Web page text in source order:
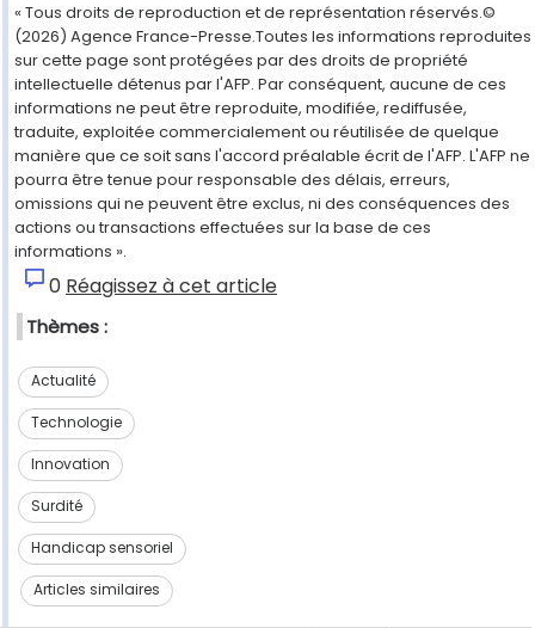
« Tous droits de reproduction et de représentation réservés.©
(2026) Agence France-Presse.Toutes les informations reproduites
sur cette page sont protégées par des droits de propriété
intellectuelle détenus par l'AFP. Par conséquent, aucune de ces
informations ne peut être reproduite, modifiée, rediffusée,
traduite, exploitée commercialement ou réutilisée de quelque
manière que ce soit sans l'accord préalable écrit de l'AFP. L'AFP ne
pourra être tenue pour responsable des délais, erreurs,
omissions qui ne peuvent être exclus, ni des conséquences des
actions ou transactions effectuées sur la base de ces
informations ».
0 Réagissez à cet article
Thèmes :
Actualité
Technologie
Innovation
Surdité
Handicap sensoriel
Articles similaires